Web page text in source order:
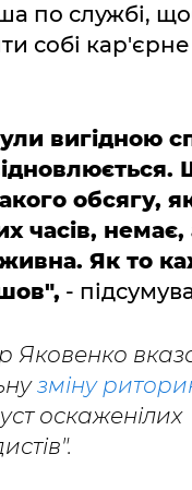
по службі,
собі
вигідною
обсягу,
часів,
Як то
-
Яковенко
зміну
оскаженілих